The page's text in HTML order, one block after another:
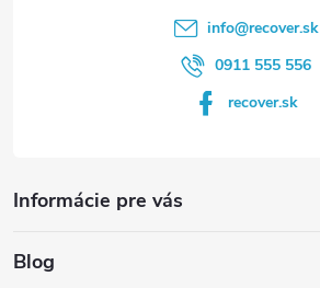
info@recover.sk
0911 555 556
recover.sk
Informácie pre vás
Blog